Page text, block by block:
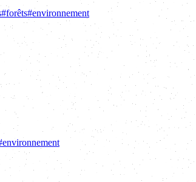
#forêts#environnement
environnement